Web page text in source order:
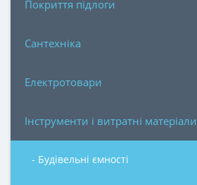
Покриття підлоги
Сантехніка
Електротовари
Інструменти і витратні матеріали
- Будівельні ємності